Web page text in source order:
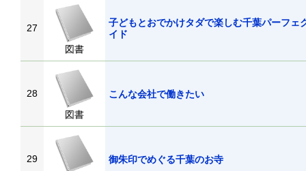
27
図書
子どもとおでかけタダで楽しむ千葉パーフェ
イド
28
図書
こんな会社で働きたい
29
御朱印でめぐる千葉のお寺